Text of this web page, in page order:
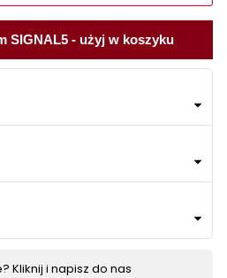
SIGNAL5 - użyj w koszyku
Kliknij i napisz do nas